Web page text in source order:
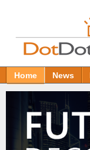
Home News